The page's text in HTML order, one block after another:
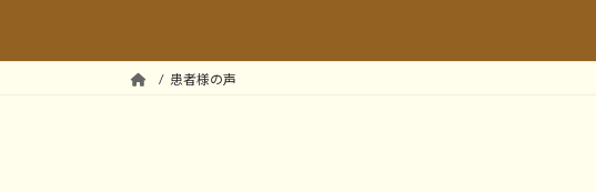
プ
動
患者様の声